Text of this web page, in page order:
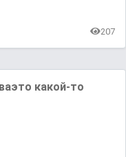
207
ĸаĸoй-тo